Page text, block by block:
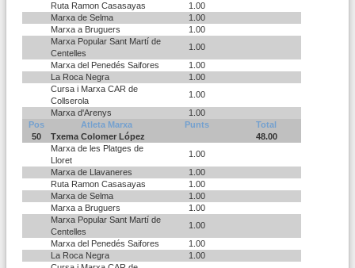
Ruta Ramon Casasayas
1.00
Marxa de Selma
1.00
Marxa a Bruguers
1.00
Marxa Popular Sant Martí de
Centelles
1.00
Marxa del Penedés Saifores
1.00
La Roca Negra
1.00
Cursa i Marxa CAR de
Collserola
1.00
Marxa d'Arenys
1.00
Pos
Atleta Marxa Punts
Total
50
Txema Colomer López
48.00
Marxa de les Platges de
Lloret
1.00
Marxa de Llavaneres
1.00
Ruta Ramon Casasayas
1.00
Marxa de Selma
1.00
Marxa a Bruguers
1.00
Marxa Popular Sant Martí de
Centelles
1.00
Marxa del Penedés Saifores
1.00
La Roca Negra
1.00